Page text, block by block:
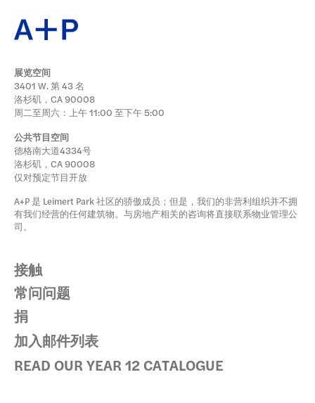
展览空间
3401 W. 第 43 名
洛杉矶，CA 90008
周二至周六：上午 11:00 至下午 5:00
公共节目空间
德格南大道4334号
洛杉矶，CA 90008
仅对预定节目开放
A+P 是 Leimert Park 社区的骄傲成员；但是，我们的非营利组织并不拥
有我们经营的任何建筑物。与房地产相关的咨询将直接联系物业管理公
司。
接触
常问问题
捐
加入邮件列表
READ OUR YEAR 12 CATALOGUE